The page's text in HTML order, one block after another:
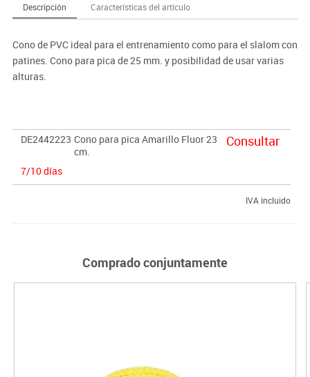
Descripción Características del artículo
Cono de PVC ideal para el entrenamiento como para el slalom con
patines. Cono para pica de 25 mm. y posibilidad de usar varias
alturas.
DE2442223 Cono para pica Amarillo Fluor 23
cm.
7/10 días
Consultar
IVA incluido
Comprado conjuntamente